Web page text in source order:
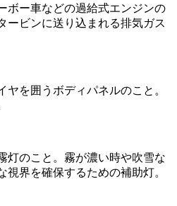
ボー車などの過給式エンジンの
ービンに送り込まれる排気ガス
ヤを囲うボディパネルのこと。
灯のこと。霧が濃い時や吹雪な
視界を確保するための補助灯。